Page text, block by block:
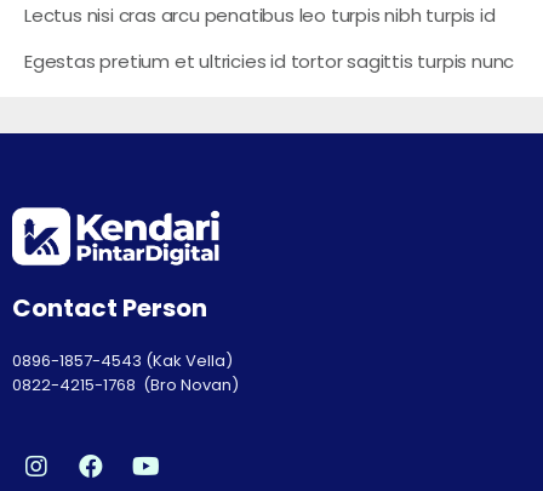
Lectus nisi cras arcu penatibus leo turpis nibh turpis id
Egestas pretium et ultricies id tortor sagittis turpis nunc
Contact Person
0896-1857-4543 (Kak Vella)
0822-4215-1768 (Bro Novan)